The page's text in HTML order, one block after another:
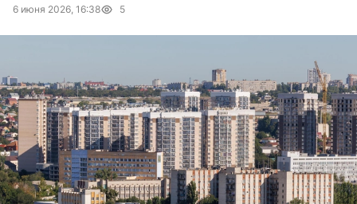
6 июня 2026, 16:38 5